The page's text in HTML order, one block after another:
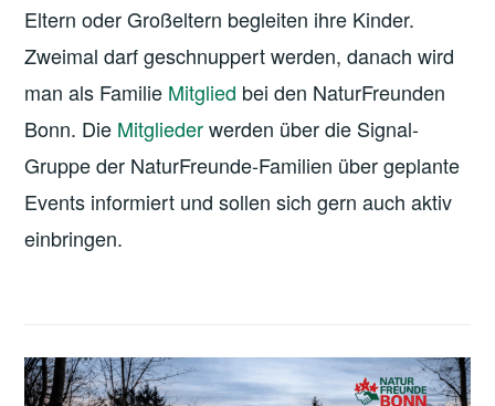
Eltern oder Großeltern begleiten ihre Kinder.
Zweimal darf geschnuppert werden, danach wird
man als Familie Mitglied bei den NaturFreunden
Bonn. Die Mitgliederwerden über die Signal-
Gruppe der NaturFreunde-Familien über geplante
Events informiert und sollen sich gern auch aktiv
einbringen.